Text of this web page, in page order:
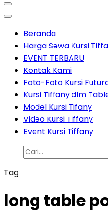
Beranda
Harga Sewa Kursi
EVENT TERBARU
Kontak Kami
Foto-Foto Kursi
Kursi Tiffany dlm
Model Kursi Tifany
Video Kursi Tiffany
Event Kursi Tiffany
Cari
Tag
long table